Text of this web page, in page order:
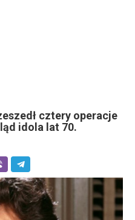
cztery operacje
idola lat 70.